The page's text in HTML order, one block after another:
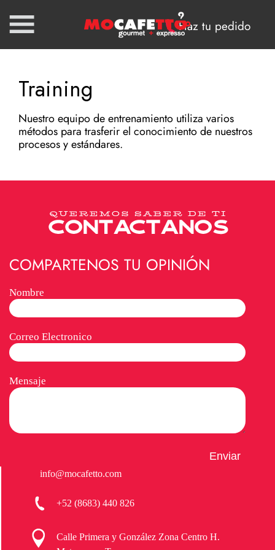
Haz tu pedido
Training
Nuestro equipo de entrenamiento utiliza varios
métodos para trasferir el conocimiento de nuestros
procesos y estándares.
COMPARTENOS TU OPINIÓN
Nombre
Correo Electronico
Mensaje
info@mocafetto.com
+52 (8683) 440 826
Calle Primera y González Zona Centro H.